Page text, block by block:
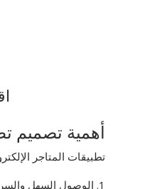
أهمية تصميم
تطبيقات المتاجر
1. الوصول السهل والسريع: